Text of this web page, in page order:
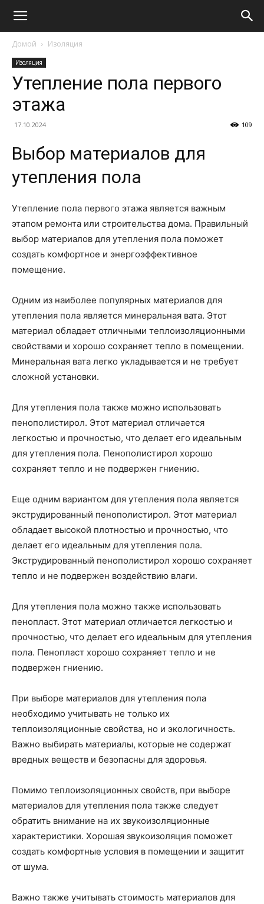
Домой Изоляция
Изоляция
Утепление пола первого
этажа
17.10.2024 109
Выбор материалов для
утепления пола
Утепление пола первого этажа является важным
этапом ремонта или строительства дома. Правильный
выбор материалов для утепления пола поможет
создать комфортное и энергоэффективное
помещение.
Одним из наиболее популярных материалов для
утепления пола является минеральная вата. Этот
материал обладает отличными теплоизоляционными
свойствами и хорошо сохраняет тепло в помещении.
Минеральная вата легко укладывается и не требует
сложной установки.
Для утепления пола также можно использовать
пенополистирол. Этот материал отличается
легкостью и прочностью, что делает его идеальным
для утепления пола. Пенополистирол хорошо
сохраняет тепло и не подвержен гниению.
Еще одним вариантом для утепления пола является
экструдированный пенополистирол. Этот материал
обладает высокой плотностью и прочностью, что
делает его идеальным для утепления пола.
Экструдированный пенополистирол хорошо сохраняет
тепло и не подвержен воздействию влаги.
Для утепления пола можно также использовать
пенопласт. Этот материал отличается легкостью и
прочностью, что делает его идеальным для утепления
пола. Пенопласт хорошо сохраняет тепло и не
подвержен гниению.
При выборе материалов для утепления пола
необходимо учитывать не только их
теплоизоляционные свойства, но и экологичность.
Важно выбирать материалы, которые не содержат
вредных веществ и безопасны для здоровья.
Помимо теплоизоляционных свойств, при выборе
материалов для утепления пола также следует
обратить внимание на их звукоизоляционные
характеристики. Хорошая звукоизоляция поможет
создать комфортные условия в помещении и защитит
от шума.
Важно также учитывать стоимость материалов для